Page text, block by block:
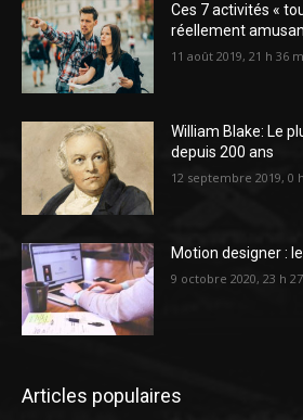
Ces 7 activités «
réellement
11 août 2019, 21 h 36
William Blake: Le
depuis 200 ans
12 septembre 2019, 0
Motion designer :
9 octobre 2020, 23 h
Articles populaires